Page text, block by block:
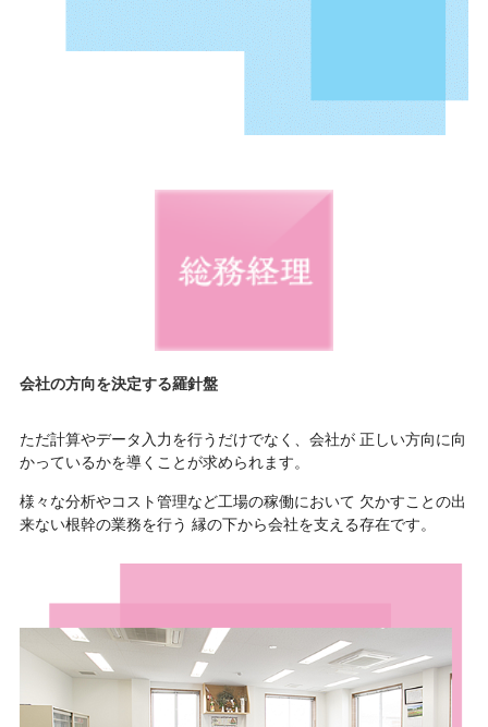
会社の方向を決定する羅針盤
ただ計算やデータ入力を行うだけでなく、会社が正しい方向に向
かっているかを導くことが求められます。
様々な分析やコスト管理など工場の稼働において 欠かすことの出
来ない根幹の業務を行う 縁の下から会社を支える存在です。